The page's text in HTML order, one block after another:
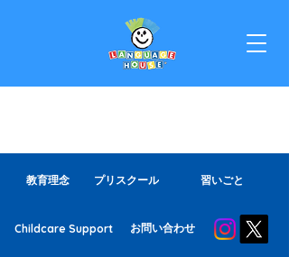
教育理念 プリスクール 習いごと
Childcare Support お問い合わせ